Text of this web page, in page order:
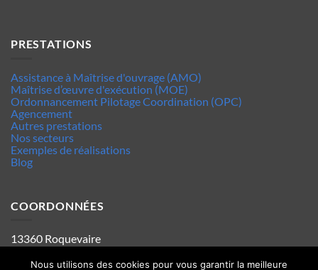
PRESTATIONS
Assistance à Maîtrise d'ouvrage (AMO)
Maîtrise d’œuvre d'exécution (MOE)
Ordonnancement Pilotage Coordination (OPC)
Agencement
Autres prestations
Nos secteurs
Exemples de réalisations
Blog
COORDONNÉES
13360 Roquevaire
Tel : 06.63.70.62.44
Mentions legales
Nous utilisons des cookies pour vous garantir la meilleure